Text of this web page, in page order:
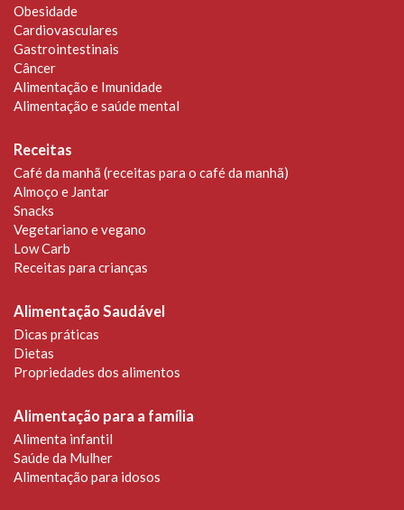
Obesidade
Cardiovasculares
Gastrointestinais
Câncer
Alimentação e Imunidade
Alimentação e saúde mental
Receitas
Café da manhã (receitas para o café da manhã)
Almoço e Jantar
Snacks
Vegetariano e vegano
Low Carb
Receitas para crianças
Alimentação Saudável
Dicas práticas
Dietas
Propriedades dos alimentos
Alimentação para a família
Alimenta infantil
Saúde da Mulher
Alimentação para idosos